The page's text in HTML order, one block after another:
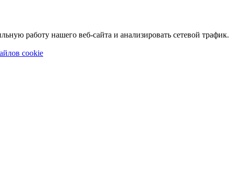
работу нашего веб-сайта и анализировать сетевой трафик.
cookie